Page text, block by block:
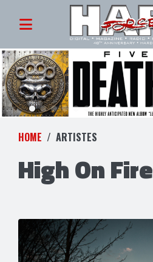
HOME ARTISTES
High On Fire